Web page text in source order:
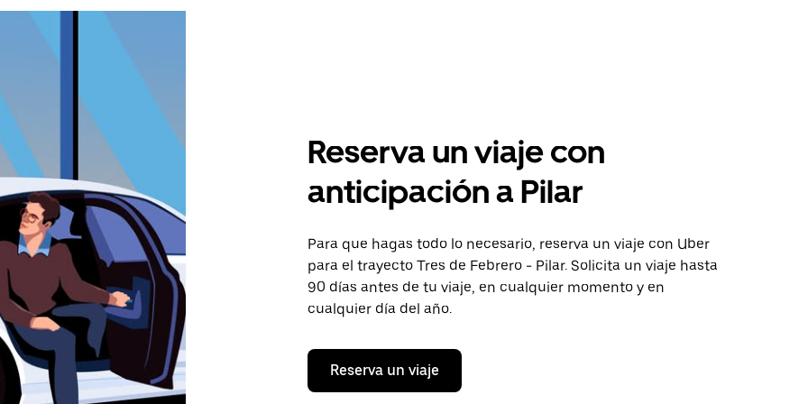
Reserva un viaje con
anticipación a Pilar
Para que hagas todo lo necesario, reserva un viaje con Uber
para el trayecto Tres de Febrero - Pilar. Solicita un viaje hasta
90 días antes de tu viaje, en cualquier momento y en
cualquier día del año.
Reserva un viaje